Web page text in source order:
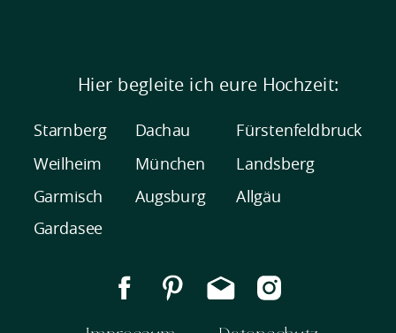
Hier begleite ich eure Hochzeit:
Starnberg Dachau
Augsburg
Weilheim München
Landsberg
Allgäu
Fürstenfeldbruck
Garmisch
Gardasee